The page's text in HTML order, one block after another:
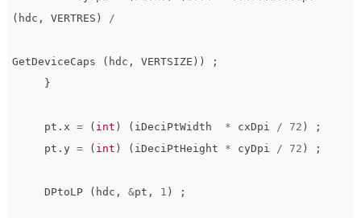
( hdc , VERTRES ) /
GetDeviceCaps ( hdc , VERTSIZE ))
;
}
pt . x = ( int ) ( iDeciPtWidth * cxDpi / 72 )
;
pt . y = ( int ) ( iDeciPtHeight * cyDpi / 72 ) ;
DPtoLP ( hdc , &pt , 1 ) ;